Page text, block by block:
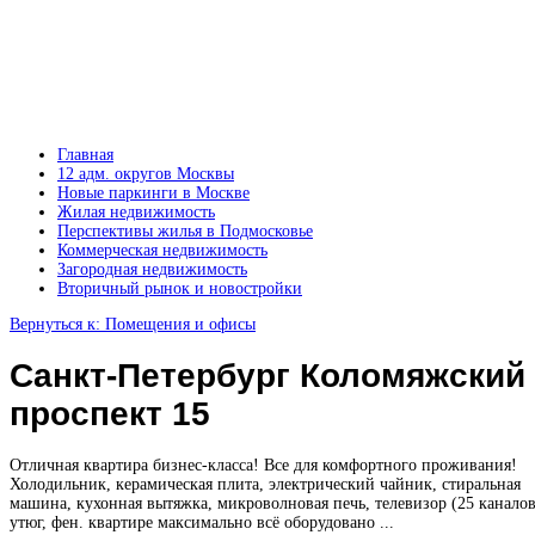
Главная
12 адм. округов Москвы
Новые паркинги в Москве
Жилая недвижимость
Перспективы жилья в Подмосковье
Коммерческая недвижимость
Загородная недвижимость
Вторичный рынок и новостройки
Вернуться к: Помещения и офисы
Санкт-Петербург Коломяжский
проспект 15
Отличная квартира бизнес-класса! Все для комфортного проживания!
Холодильник, керамическая плита, электрический чайник, стиральная
машина, кухонная вытяжка, микроволновая печь, телевизор (25
утюг, фен. квартире максимально всё оборудовано ...